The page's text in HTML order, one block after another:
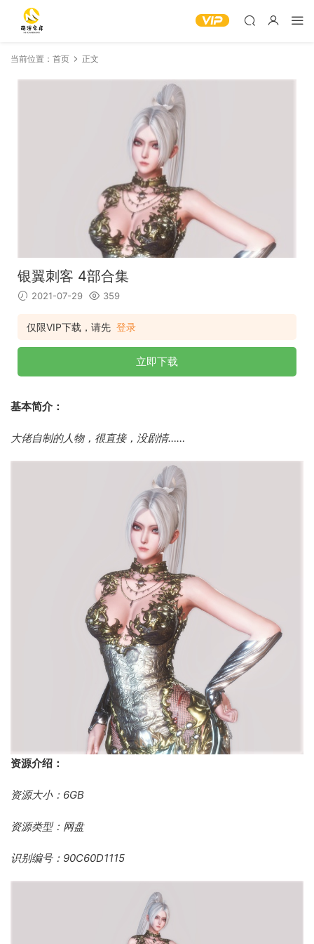
当前位置： 首页 正文
银翼刺客 4部合集
2021-07-29 359
仅限VIP下载，请先 登录
立即下载
基本简介：
大佬自制的人物，很直接，没剧情……
资源介绍：
资源大小：6GB
资源类型：网盘
识别编号：90C60D1115